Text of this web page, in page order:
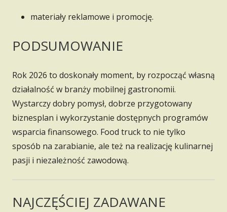
materiały reklamowe i promocję.
PODSUMOWANIE
Rok 2026 to doskonały moment, by rozpocząć własną
działalność w branży mobilnej gastronomii.
Wystarczy dobry pomysł, dobrze przygotowany
biznesplan i wykorzystanie dostępnych programów
wsparcia finansowego. Food truck to nie tylko
sposób na zarabianie, ale też na realizację kulinarnej
pasji i niezależność zawodową.
NAJCZĘŚCIEJ ZADAWANE